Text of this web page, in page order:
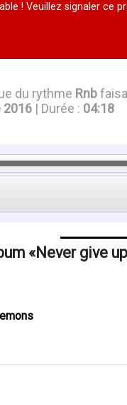
! Veuillez signaler ce
du rythme Rnb
2016| Durée : 04:18
Never give up